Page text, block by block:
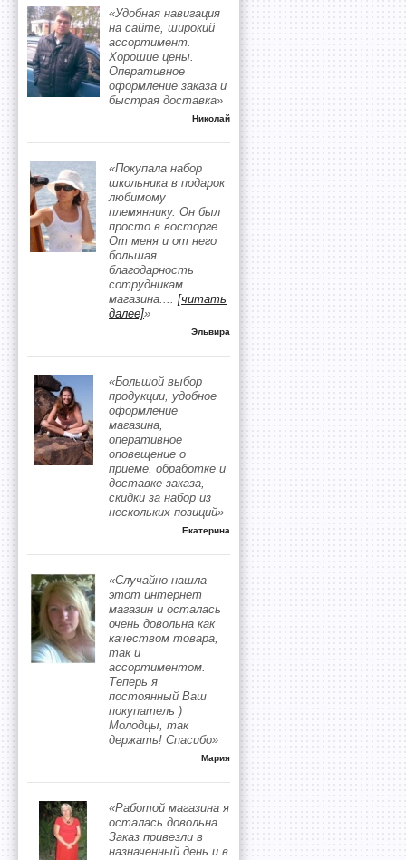
«Удобная навигация
на сайте, широкий
ассортимент.
Хорошие цены.
Оперативное
оформление заказа и
быстрая доставка»
Николай
«Покупала набор
школьника в подарок
любимому
племяннику. Он был
просто в восторге.
От меня и от него
большая
благодарность
сотрудникам
магазина.... [читать
далее]»
Эльвира
«Большой выбор
продукции, удобное
оформление
магазина,
оперативное
оповещение о
приеме, обработке и
доставке заказа,
скидки за набор из
нескольких позиций»
Екатерина
«Случайно нашла
этот интернет
магазин и осталась
очень довольна как
качеством товара,
так и
ассортиментом.
Теперь я
постоянный Ваш
покупатель )
Молодцы, так
держать! Спасибо»
Мария
«Работой магазина я
осталась довольна.
Заказ привезли в
назначенный день и в